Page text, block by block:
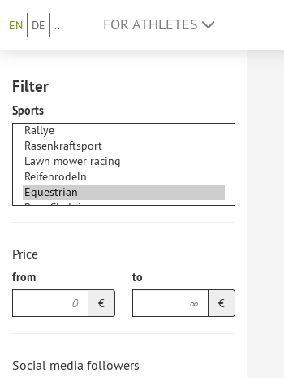
EN DE ... FOR ATHLETES
Filter
Sports
Price
from
€
to
€
Social media followers